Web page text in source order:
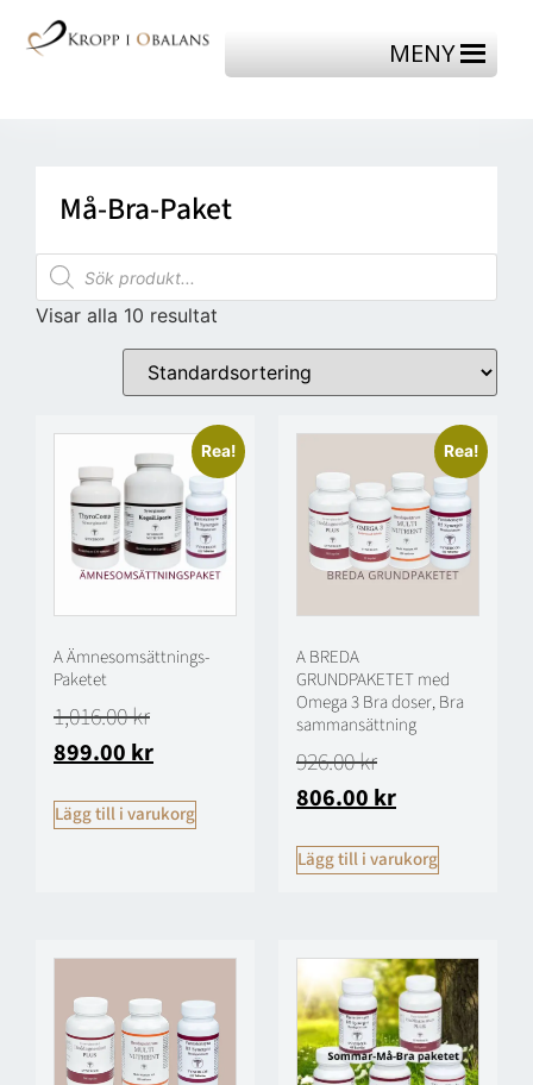
MENY
Må-Bra-Paket
Visar alla 10 resultat
Rea!
A Ämnesomsättnings-
Paketet
1,016.00kr
899.00kr
Lägg till i varukorg
Rea!
A BREDA
GRUNDPAKETET med
Omega 3 Bra doser, Bra
sammansättning
926.00kr
806.00kr
Lägg till i varukorg